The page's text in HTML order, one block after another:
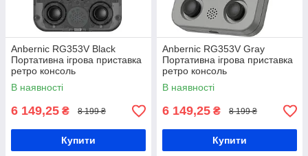
Anbernic RG353V Black
Портативна ігрова приставка
ретро консоль
В наявності
6 149,25 ₴ 8 199 ₴
Купити
Anbernic RG353V Gray
Портативна ігрова приставка
ретро консоль
В наявності
6 149,25 ₴ 8 199 ₴
Купити